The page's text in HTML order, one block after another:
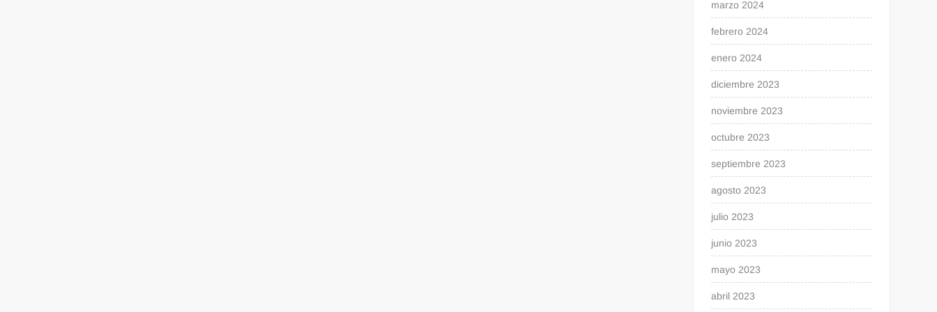
marzo 2024
febrero 2024
enero 2024
diciembre 2023
noviembre 2023
octubre 2023
septiembre 2023
agosto 2023
julio 2023
junio 2023
mayo 2023
abril 2023